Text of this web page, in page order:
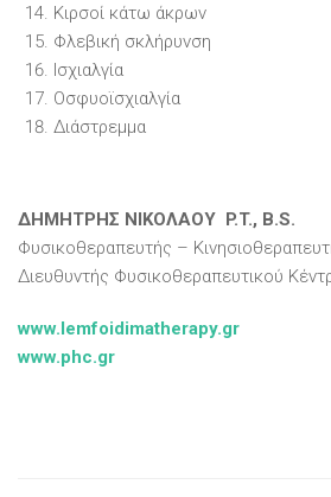
Κιρσοί κάτω άκρων
Φλεβική σκλήρυνση
Ισχιαλγία
Οσφυοϊσχιαλγία
Διάστρεμμα
ΔΗΜΗΤΡΗΣ ΝΙΚΟΛΑΟΥ P.T., B.S.
Φυσικοθεραπευτής –
Διευθυντής Φυσικοθεραπευτικού
www.lemfoidimatherapy.gr
www.phc.gr